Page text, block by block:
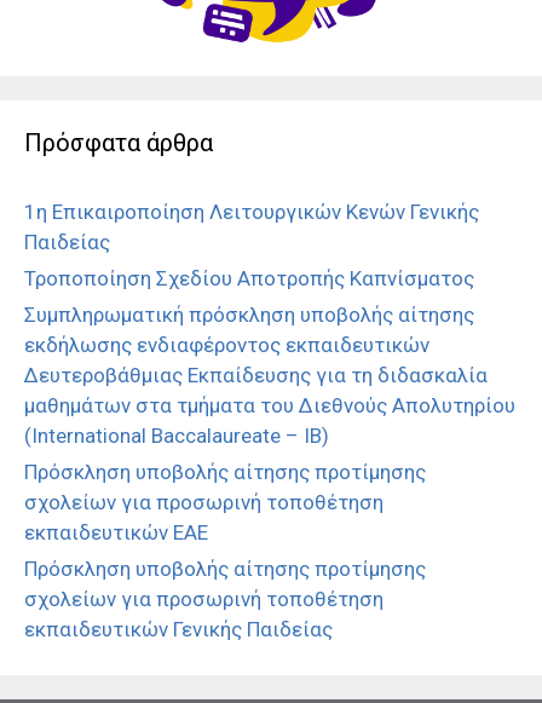
Πρόσφατα άρθρα
1η Επικαιροποίηση Λειτουργικών Κενών Γενικής
Παιδείας
Τροποποίηση Σχεδίου Αποτροπής Καπνίσματος
Συμπληρωματική πρόσκληση υποβολής αίτησης
εκδήλωσης ενδιαφέροντος εκπαιδευτικών
Δευτεροβάθμιας Εκπαίδευσης για τη διδασκαλία
μαθημάτων στα τμήματα του Διεθνούς Απολυτηρίου
(International Baccalaureate – IB)
Πρόσκληση υποβολής αίτησης προτίμησης
σχολείων για προσωρινή τοποθέτηση
εκπαιδευτικών ΕΑΕ
Πρόσκληση υποβολής αίτησης προτίμησης
σχολείων για προσωρινή τοποθέτηση
εκπαιδευτικών Γενικής Παιδείας